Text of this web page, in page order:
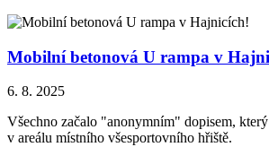
Mobilní betonová U rampa v
6. 8. 2025
Všechno začalo "anonymním" dopisem,
v areálu místního všesportovního hřiště.